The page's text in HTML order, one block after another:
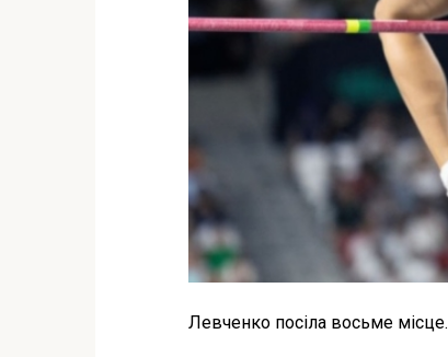
Левченко посіла восьме місце.